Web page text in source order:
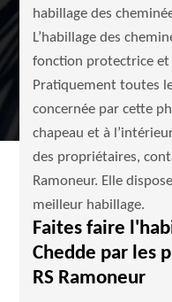
habillage des
L’habillage des
fonction protectrice
Pratiquement toutes
concernée par cette
chapeau et à
des propriétaires,
Ramoneur. Elle
meilleur habillage.
Faites faire
Chedde par les
RS Ramoneur